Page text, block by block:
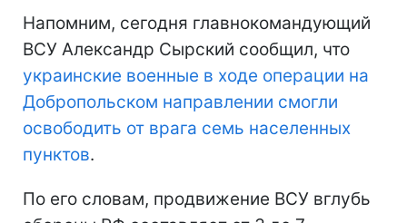
Напомним, сегодня главнокомандующий
ВСУ Александр Сырский сообщил, что
украинские военные в ходе операции на
Добропольском направлении смогли
освободить от врага семь населенных
пунктов.
По его словам, продвижение ВСУ вглубь